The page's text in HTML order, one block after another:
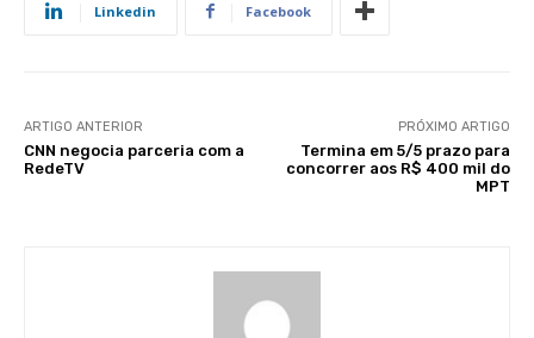
Linkedin Facebook
ARTIGO ANTERIOR
CNN negocia parceria com a
RedeTV
PRÓXIMO ARTIGO
Termina em 5/5 prazo para
concorrer aos R$ 400 mil do
MPT